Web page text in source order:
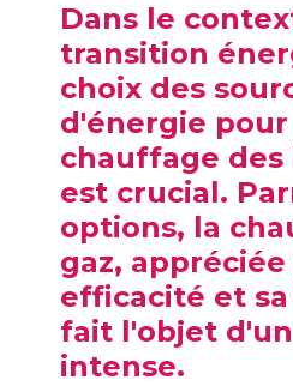
Dans le
transition
choix des
d'énergie
chauffage
est crucial.
options, la
gaz,
efficacité et
fait l'objet
intense.